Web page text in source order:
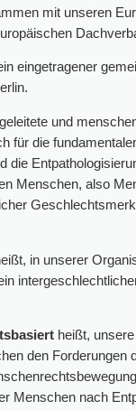
mit unseren
eingetragener
und
für die
die
Menschen, also
in unserer
heißt, unsere
den Forderungen
Menschen nach